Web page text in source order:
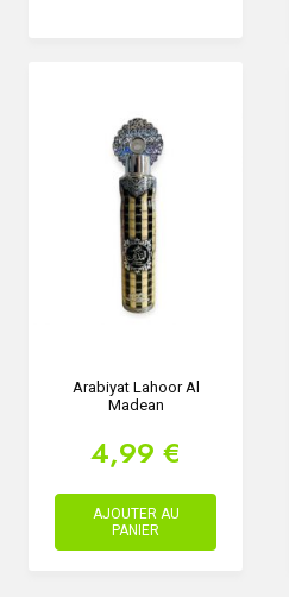
Arabiyat Lahoor Al
Madean
4,99 €
AJOUTER AU
PANIER